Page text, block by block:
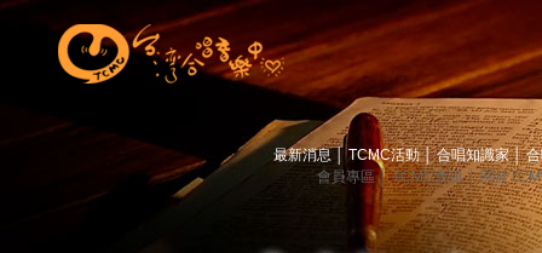
最新消息 TCMC活動│ 合唱知識家│
會員專區│ TCMC會訊│ 關於